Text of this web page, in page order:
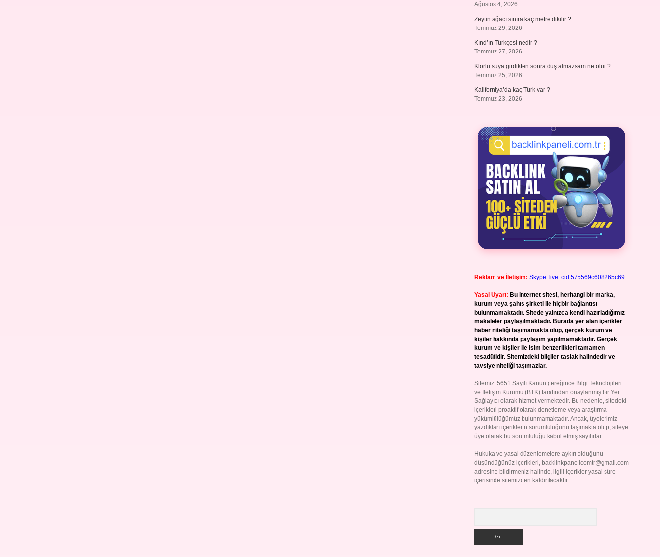
Ağustos 4, 2026
Zeytin ağacı sınıra kaç metre dikilir ?
Temmuz 29, 2026
Kınd’ın Türkçesi nedir ?
Temmuz 27, 2026
Klorlu suya girdikten sonra duş almazsam ne olur ?
Temmuz 25, 2026
Kaliforniya’da kaç Türk var ?
Temmuz 23, 2026
Reklam ve İletişim: Skype: live:.cid.575569c608265c69
Yasal Uyarı: Bu internet sitesi, herhangi bir marka,
kurum veya şahıs şirketi ile hiçbir bağlantısı
bulunmamaktadır. Sitede yalnızca kendi hazırladığımız
makaleler paylaşılmaktadır. Burada yer alan içerikler
haber niteliği taşımamakta olup, gerçek kurum ve
kişiler hakkında paylaşım yapılmamaktadır. Gerçek
kurum ve kişiler ile isim benzerlikleri tamamen
tesadüfidir. Sitemizdeki bilgiler taslak halindedir ve
tavsiye niteliği taşımazlar.
Sitemiz, 5651 Sayılı Kanun gereğince Bilgi Teknolojileri
ve İletişim Kurumu (BTK) tarafından onaylanmış bir Yer
Sağlayıcı olarak hizmet vermektedir. Bu nedenle, sitedeki
içerikleri proaktif olarak denetleme veya araştırma
yükümlülüğümüz bulunmamaktadır. Ancak, üyelerimiz
yazdıkları içeriklerin sorumluluğunu taşımakta olup, siteye
üye olarak bu sorumluluğu kabul etmiş sayılırlar.
Hukuka ve yasal düzenlemelere aykırı olduğunu
düşündüğünüz içerikleri, backlinkpanelicomtr@gmail.com
adresine bildirmeniz halinde, ilgili içerikler yasal süre
içerisinde sitemizden kaldırılacaktır.